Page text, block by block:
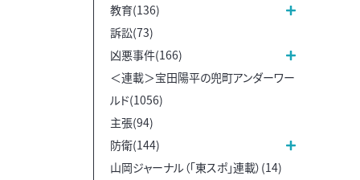
教育(136)
訴訟(73)
凶悪事件(166)
＜連載＞宝田陽平の兜町アンダーワー
ルド(1056)
主張(94)
防衛(144)
山岡ジャーナル（「東スポ」連載）(14)